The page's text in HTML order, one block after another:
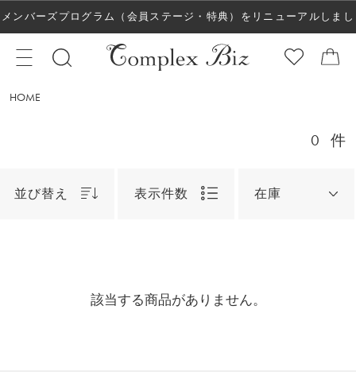
メンバーズプログラム（会員ステージ・特典）をリニューアルしまし
た！
HOME
0 件
並び替え 表示件数 在庫
該当する商品がありません。